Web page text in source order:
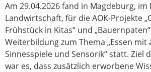
Am 29.04.2026 fand in Magdeburg, im
Landwirtschaft, für die AOK-Projekte
Frühstück in Kitas“ und
Weiterbildung zum Thema „Essen mit
Sinnesspiele und Sensorik“ statt. Ziel
war es, dass zusätzlich erworbene